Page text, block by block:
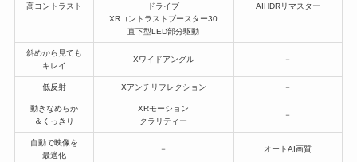
高コントラスト
ドライブ
XRコントラストブースター30
直下型LED部分駆動
AIHDRリマスター
斜めから見ても
キレイ
Xワイドアングル －
低反射 Xアンチリフレクション －
動きなめらか
＆くっきり
XRモーション
クラリティー
－
自動で映像を
最適化
－ オートAI画質